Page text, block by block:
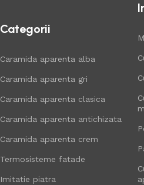
Categorii
Caramida aparenta alba
Caramida aparenta gri
Caramida aparenta clasica
Caramida aparenta antichizata
Caramida aparenta crem
Termosisteme fatade
Imitatie piatra